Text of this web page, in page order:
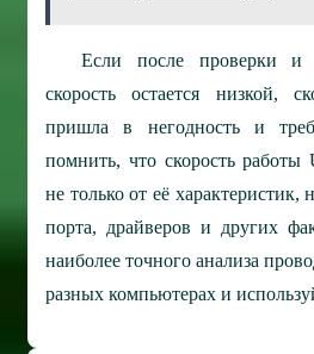
Если после проверки и
скорость остается низкой,
пришла в негодность и
помнить, что скорость работы
не только от её характеристик,
порта, драйверов и других
наиболее точного анализа
разных компьютерах и